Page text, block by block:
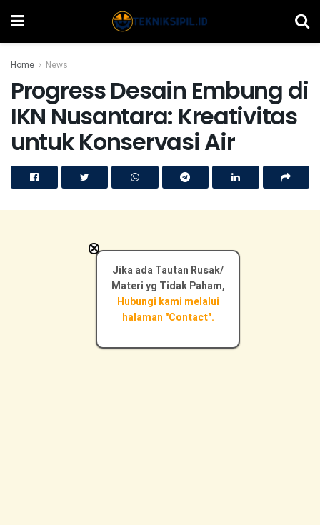
Home News
Progress Desain Embung di
IKN Nusantara: Kreativitas
untuk Konservasi Air
Jika ada Tautan Rusak/
Materi yg Tidak Paham,
Hubungi kami melalui
halaman "Contact".
×